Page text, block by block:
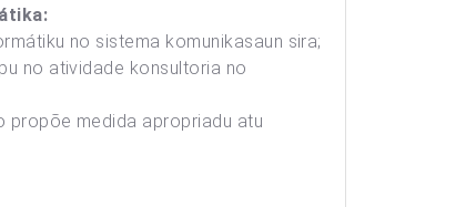
no sistema komunikasaun sira;
no atividade konsultoria no
propõe medida apropriadu atu